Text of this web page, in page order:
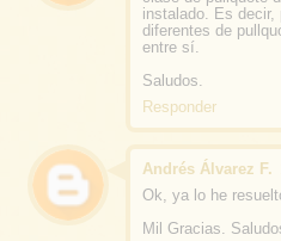
instalado. Es decir,
diferentes de
entre sí.
Saludos.
Responder
Andrés Álvarez F.
Ok, ya lo he
Mil Gracias.